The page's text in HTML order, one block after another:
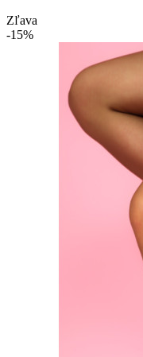
Zľava
-15%